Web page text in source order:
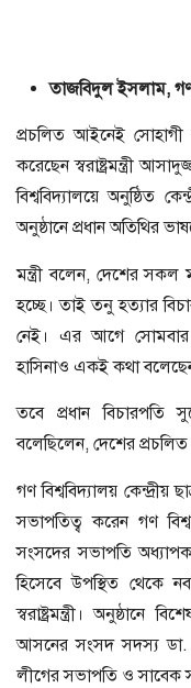
তাজবিদুল ইসলাম,
প্রচলিত আইনেই সোহাগী
করেছেন স্বরাষ্ট্রমন্ত্রী
বিশ্ববিদ্যালয়ে অনুষ্ঠিত
অনুষ্ঠানে প্রধান অতিথির
মন্ত্রী বলেন, দেশের
হচ্ছে। তাই তনু হত্যার
নেই। এর আগে সোমবার
হাসিনাও একই কথা
তবে প্রধান বিচারপতি
বলেছিলেন, দেশের
গণ বিশ্ববিদ্যালয় কেন্দ্রীয়
সভাপতিত্ব করেন গণ
সংসদের সভাপতি
হিসেবে উপস্থিত থেকে
স্বরাষ্ট্রমন্ত্রী। অনুষ্ঠানে
আসনের সংসদ সদস্য ডা.
লীগের সভাপতি ও সাবেক